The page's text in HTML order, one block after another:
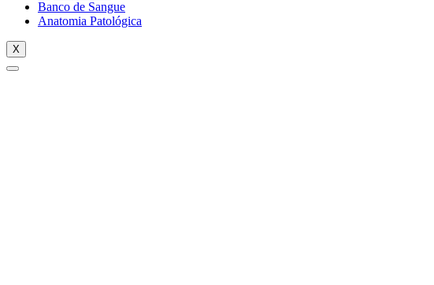
Banco de Sangue
Anatomia Patológica
X